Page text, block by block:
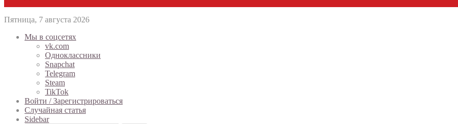
Пятница, 7 августа 2026
Мы в соцсетях
vk.com
Одноклассники
Snapchat
Telegram
Steam
TikTok
Войти / Зарегистрироваться
Случайная статья
Sidebar